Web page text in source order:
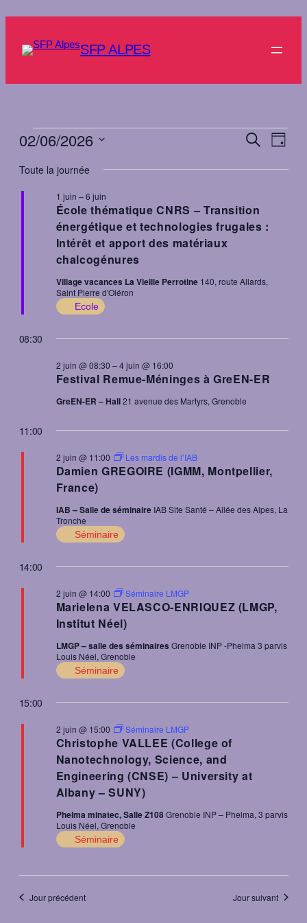
SFP ALPES
Évènements
for
2
2026
de
vues
Recherche
Jour
02/06/2026
une
date.
Toute la journée
École thématique CNRS – Transition
énergétique et technologies frugales :
Intérêt et apport des matériaux
chalcogénures
1 juin –6 juin
Village vacances La Vieille Perrotine 140, route Allards,
Saint Pierre d'Oléron
Ecole
08:30
Festival Remue-Méninges à GreEN-ER
2 juin @ 08:30 –4 juin @ 16:00
GreEN-ER – Hall21 avenue des Martyrs, Grenoble
11:00
Damien GREGOIRE (IGMM, Montpellier,
France)
2 juin @ 11:00 Les mardis de l’IAB
IAB – Salle de séminaire IAB Site Santé – Allée des Alpes, La
Tronche
Séminaire
14:00
Marielena VELASCO-ENRIQUEZ (LMGP,
Institut Néel)
2 juin @ 14:00 Séminaire LMGP
LMGP – salle des séminaires Grenoble INP -Phelma 3 parvis
Louis Néel, Grenoble
Séminaire
15:00
Christophe VALLEE (College of
Nanotechnology, Science, and
Engineering (CNSE) – University at
Albany – SUNY)
2 juin @ 15:00 Séminaire LMGP
Phelma minatec, Salle Z108Grenoble INP – Phelma, 3 parvis
Louis Néel, Grenoble
Séminaire
Jour précédent Jour suivant